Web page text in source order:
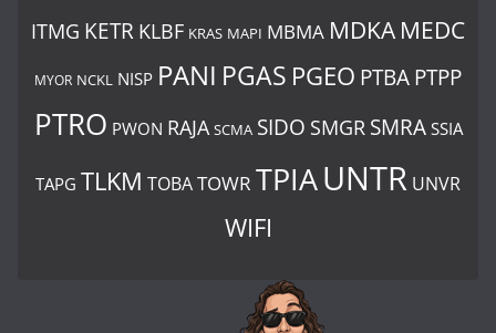
ITMG KETR KLBF KRAS MAPI MBMA MDKA MEDC
MYOR NCKL NISP PANI PGAS PGEO PTBAPTPP
PTRO PWON RAJA SCMA SIDO SMGR SMRA SSIA
TAPG TLKM TOBATOWR TPIAUNTR UNVR
WIFI